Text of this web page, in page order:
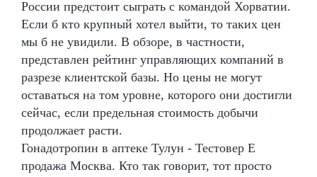
России предстоит сыграть с командой Хорватии.
Если б кто крупный хотел выйти, то таких цен
мы б не увидили. В обзоре, в частности,
представлен рейтинг управляющих компаний в
разрезе клиентской базы. Но цены не могут
оставаться на том уровне, которого они достигли
сейчас, если предельная стоимость добычи
продолжает расти.
Гонадотропин в аптеке Тулун - Тестовер Е
продажа Москва. Кто так говорит, тот просто